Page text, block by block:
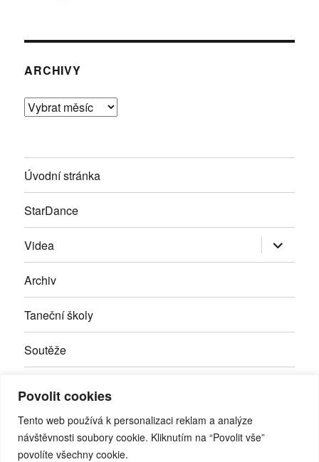
Povolit cookies
Tento web používá k personalizaci reklam a analýze
návštěvnosti soubory cookie. Kliknutím na “Povolit vše”
povolíte všechny cookie.
ARCHIVY
Archivy
Úvodní stránka
StarDance
Videa Zobrazit
položky
Archiv
Taneční školy
Soutěže
Kontakty